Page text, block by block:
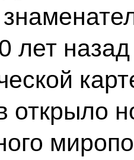
лет
открыло